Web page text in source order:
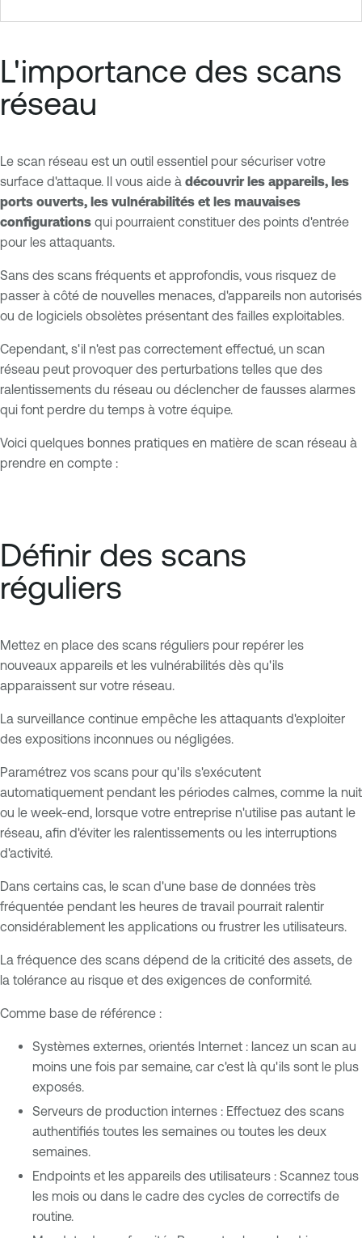
L'importance des scans
réseau
Le scan réseau est un outil essentiel pour sécuriser votre
surface d'attaque. Il vous aide à découvrir les appareils, les
ports ouverts, les vulnérabilités et les mauvaises
configurations qui pourraient constituer des points d'entrée
pour les attaquants.
Sans des scans fréquents et approfondis, vous risquez de
passer à côté de nouvelles menaces, d'appareils non autorisés
ou de logiciels obsolètes présentant des failles exploitables.
Cependant, s'il n'est pas correctement effectué, un scan
réseau peut provoquer des perturbations telles que des
ralentissements du réseau ou déclencher de fausses alarmes
qui font perdre du temps à votre équipe.
Voici quelques bonnes pratiques en matière de scan réseau à
prendre en compte :
Définir des scans
réguliers
Mettez en place des scans réguliers pour repérer les
nouveaux appareils et les vulnérabilités dès qu'ils
apparaissent sur votre réseau.
La surveillance continue empêche les attaquants d'exploiter
des expositions inconnues ou négligées.
Paramétrez vos scans pour qu'ils s'exécutent
automatiquement pendant les périodes calmes, comme la nuit
ou le week-end, lorsque votre entreprise n'utilise pas autant le
réseau, afin d'éviter les ralentissements ou les interruptions
d'activité.
Dans certains cas, le scan d'une base de données très
fréquentée pendant les heures de travail pourrait ralentir
considérablement les applications ou frustrer les utilisateurs.
La fréquence des scans dépend de la criticité des assets, de
la tolérance au risque et des exigences de conformité.
Comme base de référence :
Systèmes externes, orientés Internet : lancez un scan au
moins une fois par semaine, car c'est là qu'ils sont le plus
exposés.
Serveurs de production internes : Effectuez des scans
authentifiés toutes les semaines ou toutes les deux
semaines.
Endpoints et les appareils des utilisateurs : Scannez tous
les mois ou dans le cadre des cycles de correctifs de
routine.